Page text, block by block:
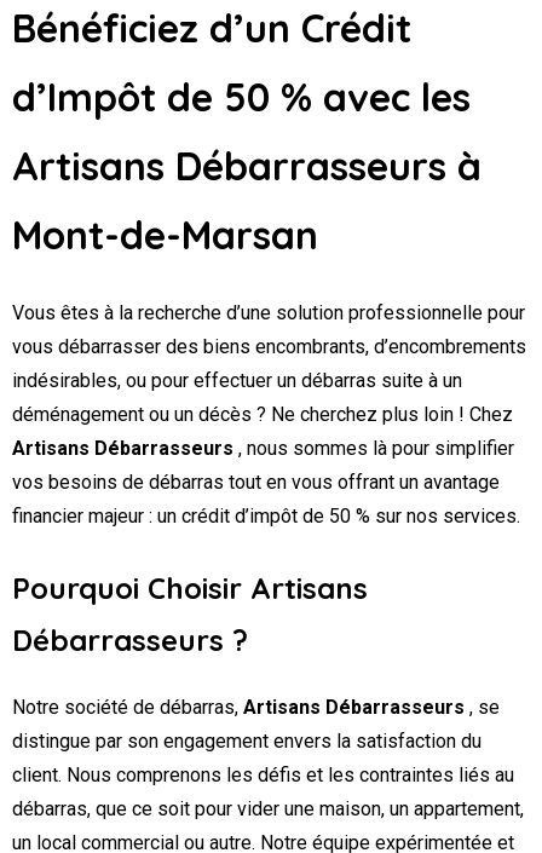
Bénéficiez d’un Crédit
d’Impôt de 50 % avec les
Artisans Débarrasseurs à
Mont-de-Marsan
Vous êtes à la recherche d’une solution professionnelle pour
vous débarrasser des biens encombrants, d’encombrements
indésirables, ou pour effectuer un débarras suite à un
déménagement ou un décès ? Ne cherchez plus loin ! Chez
Artisans Débarrasseurs , nous sommes là pour simplifier
vos besoins de débarras tout en vous offrant un avantage
financier majeur : un crédit d’impôt de 50 % sur nos services.
Pourquoi Choisir Artisans
Débarrasseurs ?
Notre société de débarras, Artisans Débarrasseurs , se
distingue par son engagement envers la satisfaction du
client. Nous comprenons les défis et les contraintes liés au
débarras, que ce soit pour vider une maison, un appartement,
un local commercial ou autre. Notre équipe expérimentée et